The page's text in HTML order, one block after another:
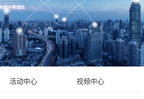
活动中心 视频中心